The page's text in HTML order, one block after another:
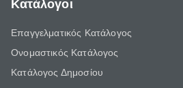
Κατάλογοι
Επαγγελματικός Κατάλογος
Ονομαστικός Κατάλογος
Κατάλογος Δημοσίου